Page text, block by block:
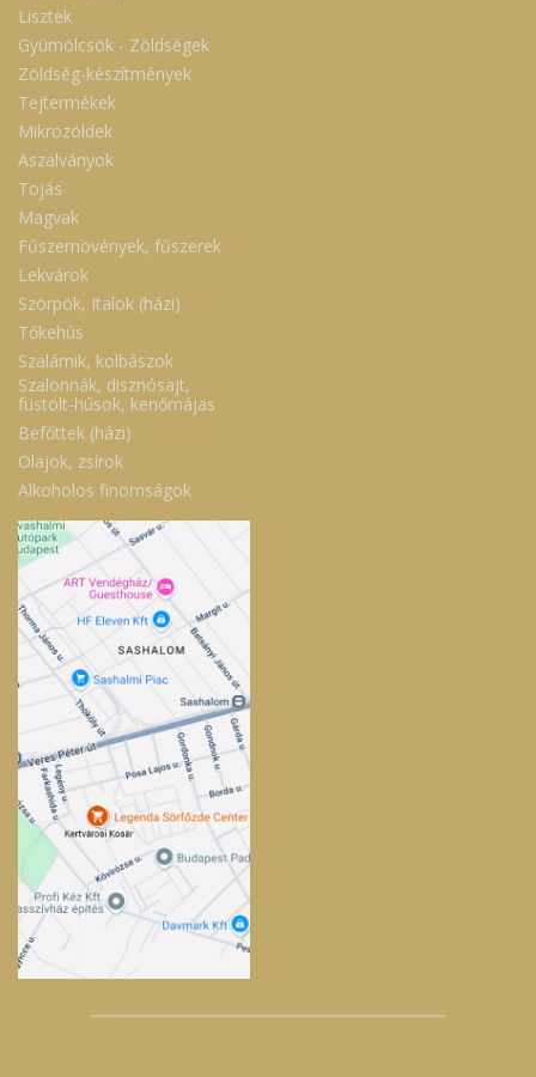
Lisztek
Gyümölcsök - Zöldségek
Zöldség-készítmények
Tejtermékek
Mikrozöldek
Aszalványok
Tojás
Magvak
Fűszernövények, fűszerek
Lekvárok
Szörpök, Italok (házi)
Tőkehús
Szalámik, kolbászok
Szalonnák, disznósajt,
füstölt-húsok, kenőmájas
Befőttek (házi)
Olajok, zsírok
Alkoholos finomságok